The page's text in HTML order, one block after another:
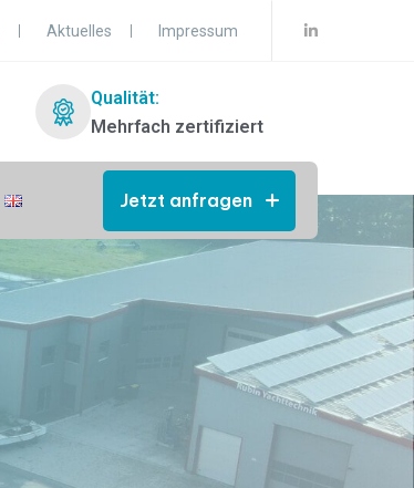
Aktuelles Impressum
Qualität:
Mehrfach zertifiziert
Jetzt anfragen